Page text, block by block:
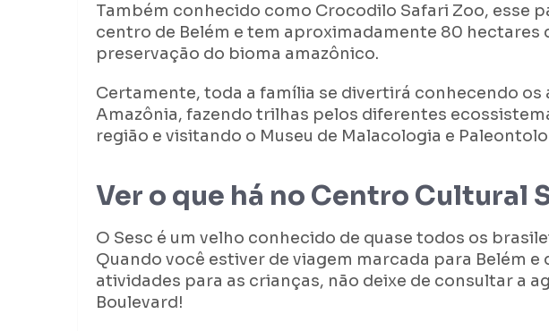
Também conhecido como Crocodilo Safari Zoo, esse
centro de Belém e tem aproximadamente 80 hectares
preservação do bioma amazônico.
Certamente, toda a família se divertirá conhecendo os
Amazônia, fazendo trilhas pelos diferentes
região e visitando o Museu de Malacologia e
Ver o que há no Centro Cultural
O Sesc é um velho conhecido de quase todos os
Quando você estiver de viagem marcada para Belém e
atividades para as crianças, não deixe de consultar a
Boulevard!